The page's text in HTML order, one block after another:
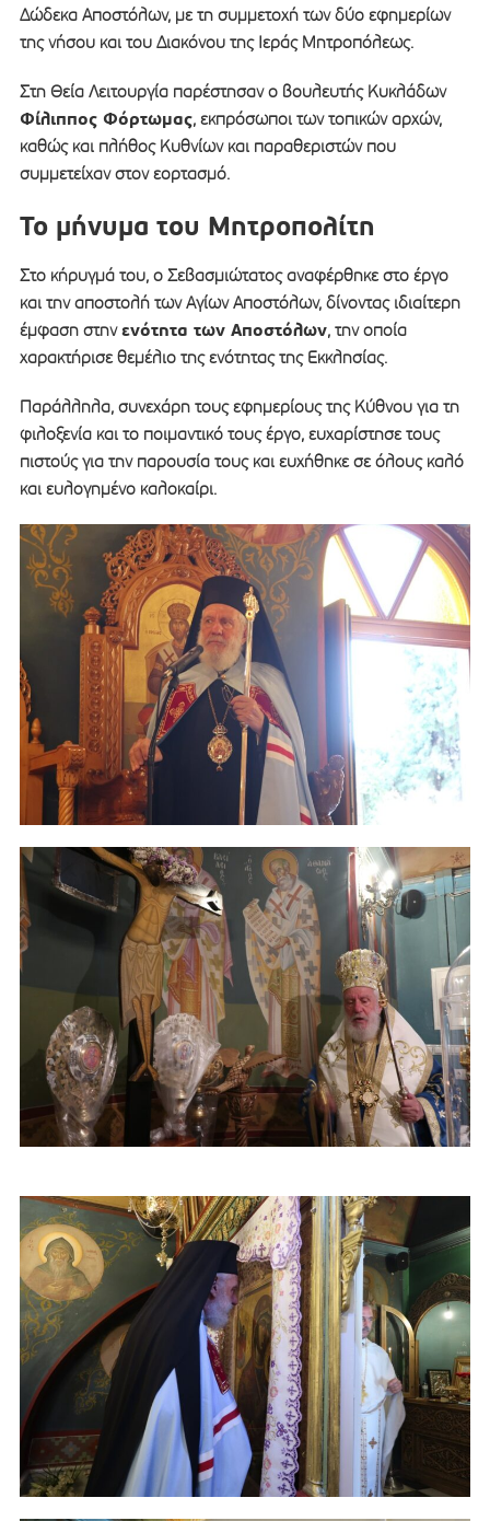
Δώδεκα Αποστόλων, με τη συμμετοχή των δύο εφημερίων
της νήσου και του Διακόνου της Ιεράς Μητροπόλεως.
Στη Θεία Λειτουργία παρέστησαν ο βουλευτής Κυκλάδων
Φίλιππος Φόρτωμας, εκπρόσωποι των τοπικών αρχών,
καθώς και πλήθος Κυθνίων και παραθεριστών που
συμμετείχαν στον εορτασμό.
Το μήνυμα του Μητροπολίτη
Στο κήρυγμά του, ο Σεβασμιώτατος αναφέρθηκε στο έργο
και την αποστολή των Αγίων Αποστόλων, δίνοντας ιδιαίτερη
έμφαση στηνενότητα των Αποστόλων, την οποία
χαρακτήρισε θεμέλιο της ενότητας της Εκκλησίας.
Παράλληλα, συνεχάρη τους εφημερίους της Κύθνου για τη
φιλοξενία και το ποιμαντικό τους έργο, ευχαρίστησε τους
πιστούς για την παρουσία τους και ευχήθηκε σε όλους καλό
και ευλογημένο καλοκαίρι.